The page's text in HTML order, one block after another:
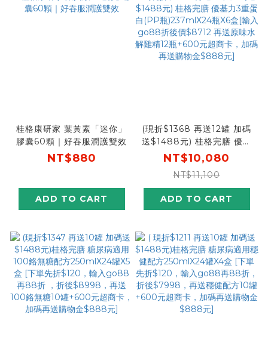
桂格康研家 葉黃素「迷你」
膠囊60顆｜好吞服潤護雙效
NT$880
ADD TO CART
(現折$1368 再送12罐 加碼
送$1488元) 桂格完膳 優基
力3重蛋白(PP
瓶)237mlX24瓶X6盒[輸入
go88折後價$8712 再送原
商卡，加碼再送購物金
NT$10,080
NT$11,100
ADD TO CART